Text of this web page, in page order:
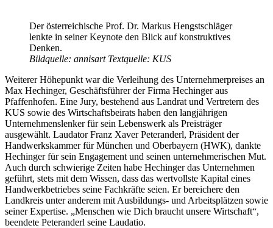
Der österreichische Prof. Dr. Markus Hengstschläger
lenkte in seiner Keynote den Blick auf konstruktives
Denken.
Bildquelle: annisart Textquelle: KUS
Weiterer Höhepunkt war die Verleihung des Unternehmerpreises an
Max Hechinger, Geschäftsführer der Firma Hechinger aus
Pfaffenhofen. Eine Jury, bestehend aus Landrat und Vertretern des
KUS sowie des Wirtschaftsbeirats haben den langjährigen
Unternehmenslenker für sein Lebenswerk als Preisträger
ausgewählt. Laudator Franz Xaver Peteranderl, Präsident der
Handwerkskammer für München und Oberbayern (HWK), dankte
Hechinger für sein Engagement und seinen unternehmerischen Mut.
Auch durch schwierige Zeiten habe Hechinger das Unternehmen
geführt, stets mit dem Wissen, dass das wertvollste Kapital eines
Handwerkbetriebes seine Fachkräfte seien. Er bereichere den
Landkreis unter anderem mit Ausbildungs- und Arbeitsplätzen sowie
seiner Expertise. „Menschen wie Dich braucht unsere Wirtschaft“,
beendete Peteranderl seine Laudatio.